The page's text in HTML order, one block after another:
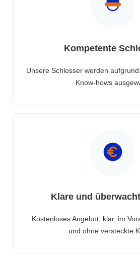
Kompetente
Unsere Schlosser werden
Know-hows
Klare und
Kostenloses Angebot, klar, im
und ohne versteckte